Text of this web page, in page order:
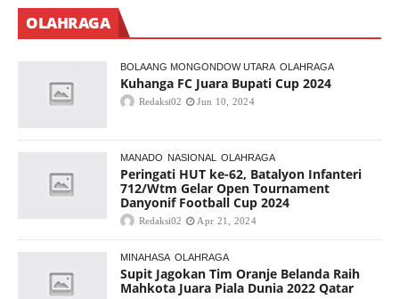
OLAHRAGA
BOLAANG MONGONDOW UTARA OLAHRAGA
Kuhanga FC Juara Bupati Cup 2024
Redaksi02 Jun 10, 2024
MANADO NASIONAL OLAHRAGA
Peringati HUT ke-62, Batalyon Infanteri
712/Wtm Gelar Open Tournament
Danyonif Football Cup 2024
Redaksi02 Apr 21, 2024
MINAHASA OLAHRAGA
Supit Jagokan Tim Oranje Belanda Raih
Mahkota Juara Piala Dunia 2022 Qatar